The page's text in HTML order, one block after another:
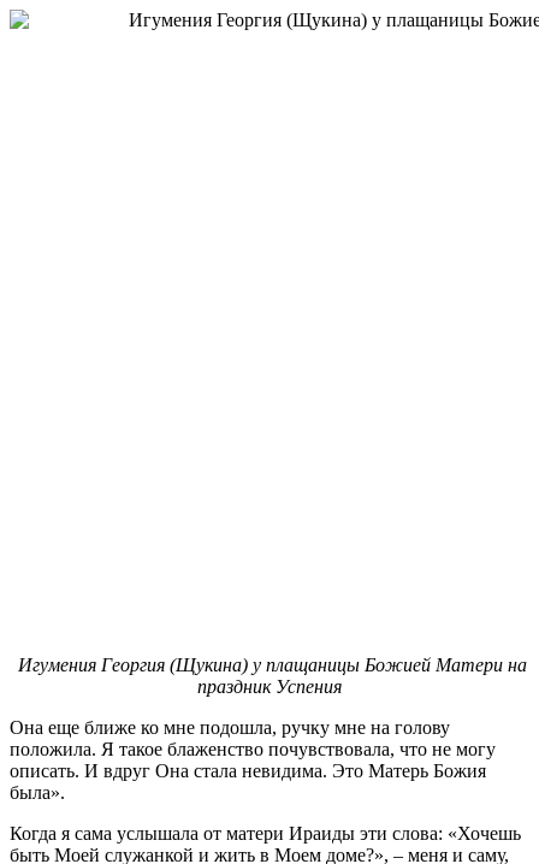
Игумения Георгия (Щукина) у плащаницы Божией Матери на
праздник Успения
Она еще ближе ко мне подошла, ручку мне на голову
положила. Я такое блаженство почувствовала, что не могу
описать. И вдруг Она стала невидима. Это Матерь Божия
была».
Когда я сама услышала от матери Ираиды эти слова: «Хочешь
быть Моей служанкой и жить в Моем доме?», – меня и саму,